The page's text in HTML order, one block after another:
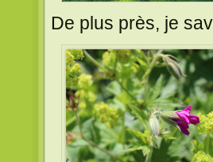
De plus près, je